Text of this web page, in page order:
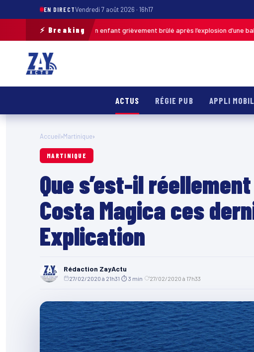
EN DIRECTVendredi 7 août 2026 · 16h17
⚡ Breaking
de-Calais : un enfant grièvement brûlé après l’explosion d’une balle
ACTUS RÉGIE PUB APPLI
Accueil›Martinique›
MARTINIQUE
Que s’est-il
Costa Magica ces
Explication
Rédaction ZayActu
27/02/2020 à 21h31 ⏱ 3 min 27/02/2020 à 17h33